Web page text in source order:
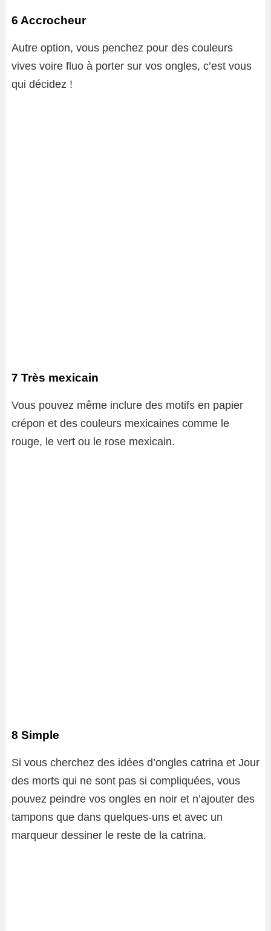
6 Accrocheur
Autre option, vous penchez pour des couleurs
vives voire fluo à porter sur vos ongles, c’est vous
qui décidez !
7 Très mexicain
Vous pouvez même inclure des motifs en papier
crépon et des couleurs mexicaines comme le
rouge, le vert ou le rose mexicain.
8 Simple
Si vous cherchez des idées d’ongles catrina et Jour
des morts qui ne sont pas si compliquées, vous
pouvez peindre vos ongles en noir et n’ajouter des
tampons que dans quelques-uns et avec un
marqueur dessiner le reste de la catrina.